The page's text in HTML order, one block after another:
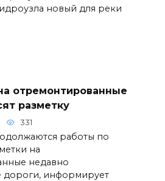
новый для реки
отремонтированные
разметку
331
работы по
на
недавно
дороги, информирует